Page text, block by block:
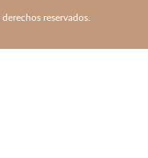
reservados.